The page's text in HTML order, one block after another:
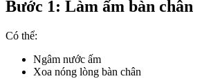
Bước 1: Làm ấm bàn chân
Có thể:
Ngâm nước ấm
Xoa nóng lòng bàn chân